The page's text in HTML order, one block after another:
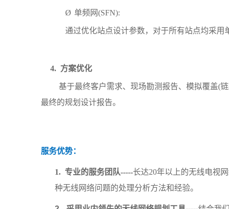
Ø 单频网(SFN):
通过优化站点设计参数，对于所有站点均采用
4. 方案优化
基于最终客户需求、现场勘测报告、模拟覆盖(
最终的规划设计报告。
服务优势：
1. 专业的服务团队-----长达20年以上的无线电视
种无线网络问题的处理分析方法和经验。